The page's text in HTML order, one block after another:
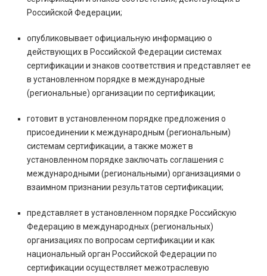
Российской Федерации;
опубликовывает официальную информацию о
действующих в Российской Федерации системах
сертификации и знаков соответствия и представляет ее
в установленном порядке в международные
(региональные) организации по сертификации;
готовит в установленном порядке предложения о
присоединении к международным (региональным)
системам сертификации, а также может в
установленном порядке заключать соглашения с
международными (региональными) организациями о
взаимном признании результатов сертификации;
представляет в установленном порядке Российскую
Федерацию в международных (региональных)
организациях по вопросам сертификации и как
национальный орган Российской Федерации по
сертификации осуществляет межотраслевую